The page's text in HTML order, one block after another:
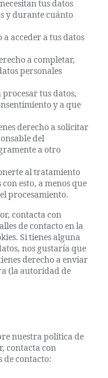
tus datos
y durante cuánto
a acceder a tus datos
a completar,
personales
tus datos,
y a que
derecho a solicitar
del
a otro
al tratamiento
esto, a menos que
procesamiento.
contacta con
de contacto en la
Si tienes alguna
nos gustaría que
derecho a enviar
(la autoridad de
nuestra política de
contacta con
de contacto: